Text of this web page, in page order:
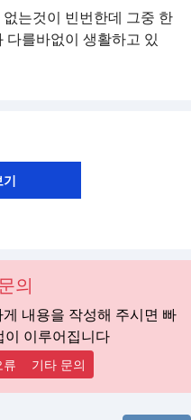
는것이 빈번한데 그중 한
를바없이 생활하고 있
의
내용을 작성해 주시면 빠
이 이루어집니다
류 기타 문의